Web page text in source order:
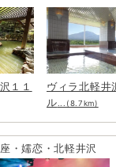
１１
ヴィラ北軽井
ル...(8.7km)
・嬬恋・北軽井沢